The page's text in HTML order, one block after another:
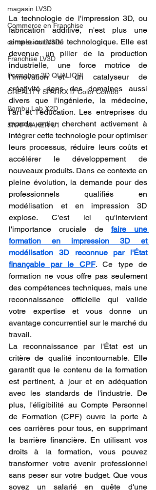
magasin LV3D
Commerce en Franchise
concession LV3D
Franchise LV3D
Formation 3D QUALIOPI
CREALITY SPARKX i7 Color Combo
Bambu Lab X2D
SNAPMAKER U1
La technologie de l'impression 3D, ou
fabrication additive, n'est plus une
simple curiosité technologique. Elle est
devenue un pilier de la production
industrielle, une force motrice de
l'innovation et un catalyseur de
créativité dans des domaines aussi
divers que l'ingénierie, la médecine,
l'art et l'éducation. Les entreprises du
monde entier cherchent activement à
intégrer cette technologie pour optimiser
leurs processus, réduire leurs coûts et
accélérer le développement de
nouveaux produits. Dans ce contexte en
pleine évolution, la demande pour des
professionnels qualifiés en
modélisation et en impression 3D
explose. C'est ici qu'intervient
l'importance cruciale de faire une
formation en impression 3D et
modélisation 3D reconnue par l'État
finançable par le CPF. Ce type de
formation ne vous offre pas seulement
des compétences techniques, mais une
reconnaissance officielle qui valide
votre expertise et vous donne un
avantage concurrentiel sur le marché du
travail.
La reconnaissance par l'État est un
critère de qualité incontournable. Elle
garantit que le contenu de la formation
est pertinent, à jour et en adéquation
avec les standards de l'industrie. De
plus, l'éligibilité au Compte Personnel
de Formation (CPF) ouvre la porte à
ces carrières pour tous, en supprimant
la barrière financière. En utilisant vos
droits à la formation, vous pouvez
transformer votre avenir professionnel
sans peser sur votre budget. Que vous
soyez un salarié en quête d'une